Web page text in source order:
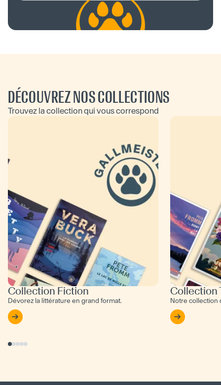
DÉCOUVREZ NOS COLLECTIONS
Trouvez la collection qui vous correspond
Collection Fiction
Dévorez la littérature en grand format.
Collection
Notre collection